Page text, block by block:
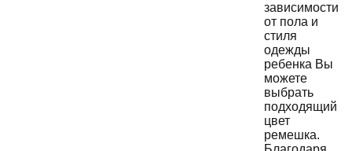
зависимости
от пола и
стиля
одежды
ребенка Вы
можете
выбрать
подходящий
цвет
ремешка.